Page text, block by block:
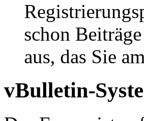
schon
aus, das Sie
vBulletin-